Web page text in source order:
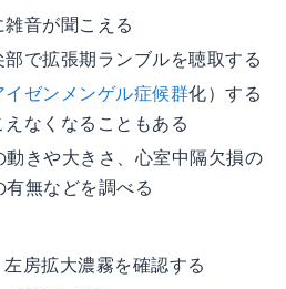
音が聞こえる
で拡張期ランブルを聴取する
イゼンメンゲル症候群化）する
えなくなることもある
動きや大きさ、心室中隔欠損の
有無などを調べる
房拡大濃霧を確認する